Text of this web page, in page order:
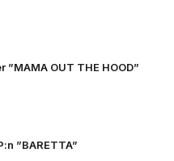
”MAMA OUT THE HOOD”
”BARETTA”